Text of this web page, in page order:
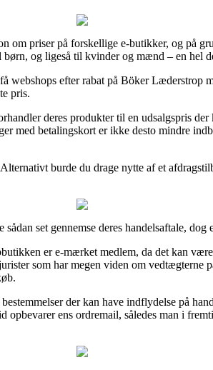
om priser på forskellige e-butikker, og på
og ligeså til kvinder og mænd – en hel
webshops efter rabat på Böker Læderstrop
pris.
deres produkter til en udsalgspris
med betalingskort er ikke desto mindre
burde du drage nytte af et
set gennemse deres handelsaftale,
er e-mærket medlem, da det kan
som har megen viden om vedtægterne
der kan have indflydelse på
opbevarer ens ordremail, således man i